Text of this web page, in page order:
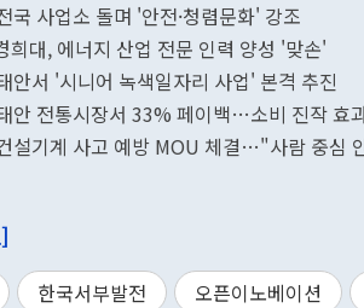
국 사업소 돌며 '안전·청렴문화' 강조
희대, 에너지 산업 전문 인력 양성 '맞손'
안서 '시니어 녹색일자리 사업' 본격 추진
안 전통시장서 33% 페이백…소비 진작 효
설기계 사고 예방 MOU 체결…"사람 중심
한국서부발전 오픈이노베이션